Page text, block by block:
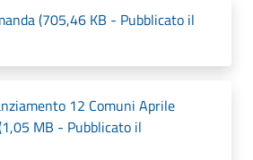
(705,46 KB - Pubblicato il
12 Comuni Aprile
MB - Pubblicato il